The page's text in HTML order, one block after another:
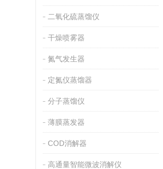
二氧化硫蒸馏仪
干燥喷雾器
氮气发生器
定氮仪蒸馏器
分子蒸馏仪
薄膜蒸发器
COD消解器
高通量智能微波消解仪